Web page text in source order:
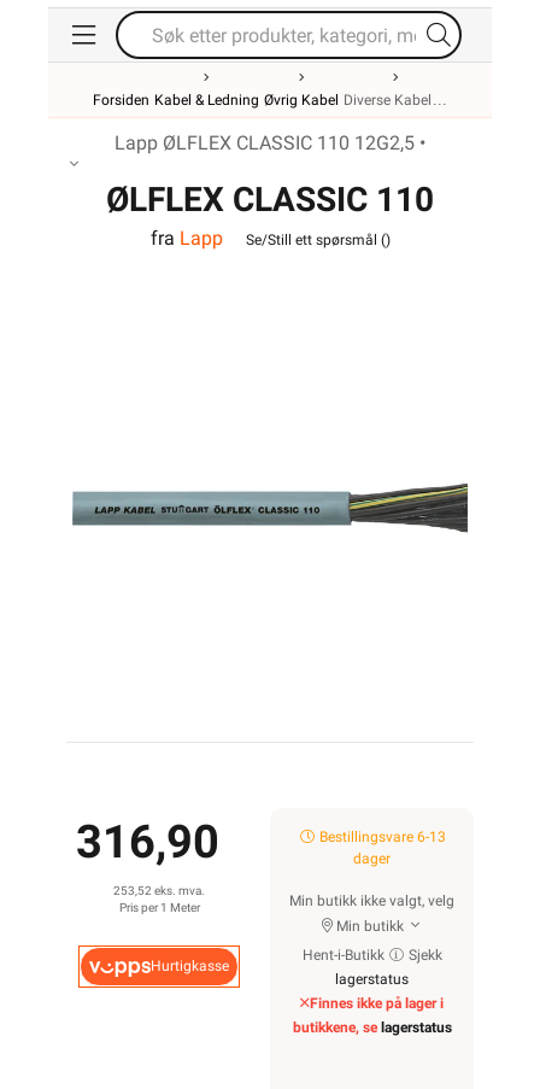
Forsiden Kabel & Ledning Øvrig Kabel Diverse Kabel
Lapp ØLFLEX CLASSIC 110 12G2,5 •
ØLFLEX CLASSIC 110
12G2,5
fra Lapp Se/Still ett spørsmål ()
316,90
253,52 eks. mva.
Pris per 1 Meter
Hurtigkasse
Bestillingsvare 6-13
dager
Min butikk ikke valgt, velg
Min butikk
Hent-i-Butikk
Sjekk
lagerstatus
Finnes ikke på lager i
butikkene, se lagerstatus